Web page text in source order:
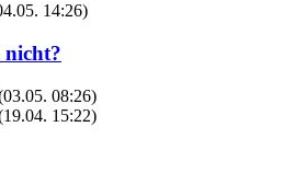
14:26)
nicht?
08:26)
15:22)